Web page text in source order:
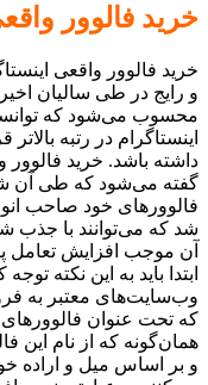
خرید فالوور
خرید فالوور واقعی
و رایج در طی سالیان
محسوب می‌شود که
اینستاگرام در رتبه
داشته باشد. خرید فالوور
گفته می‌شود که طی آن
فالوورهای خود صاحب
شد که می‌توانند با جذب
آن موجب افزایش تعامل
ابتدا باید به این نکته
وب‌سایت‌های معتبر به
که تحت عنوان فالوورهای
همان‌گونه که از نام این
و بر اساس میل و اراده